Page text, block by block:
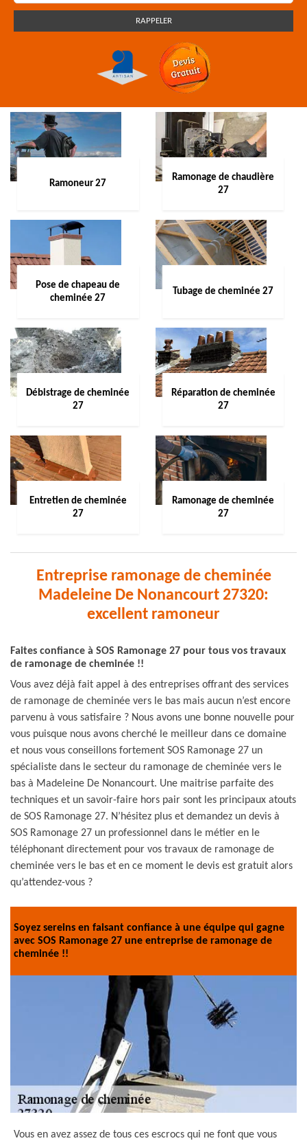
Ramoneur 27
Ramonage de chaudière
27
Pose de chapeau de
cheminée 27
Tubage de cheminée 27
Débistrage de cheminée
27
Réparation de cheminée
27
Entretien de cheminée
27
Ramonage de cheminée
27
Entreprise ramonage de cheminée
Madeleine De Nonancourt 27320:
excellent ramoneur
Faites confiance à SOS Ramonage 27 pour tous vos travaux
de ramonage de cheminée !!
Vous avez déjà fait appel à des entreprises offrant des services
de ramonage de cheminée vers le bas mais aucun n’est encore
parvenu à vous satisfaire ? Nous avons une bonne nouvelle pour
vous puisque nous avons cherché le meilleur dans ce domaine
et nous vous conseillons fortement SOS Ramonage 27 un
spécialiste dans le secteur du ramonage de cheminée vers le
bas à Madeleine De Nonancourt. Une maitrise parfaite des
techniques et un savoir-faire hors pair sont les principaux atouts
de SOS Ramonage 27. N’hésitez plus et demandez un devis à
SOS Ramonage 27 un professionnel dans le métier en le
téléphonant directement pour vos travaux de ramonage de
cheminée vers le bas et en ce moment le devis est gratuit alors
qu’attendez-vous ?
Soyez sereins en faisant confiance à une équipe qui gagne
avec SOS Ramonage 27 une entreprise de ramonage de
cheminée !!
Vous en avez assez de tous ces escrocs qui ne font que vous